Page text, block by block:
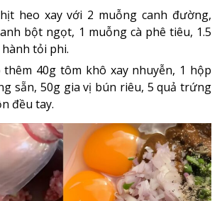
heo xay với 2 muỗng canh đường,
bột ngọt, 1 muỗng cà phê tiêu, 1.5
tỏi phi.
thêm 40g tôm khô xay nhuyễn, 1 hộp
sẵn, 50g gia vị bún riêu, 5 quả trứng
đều tay.